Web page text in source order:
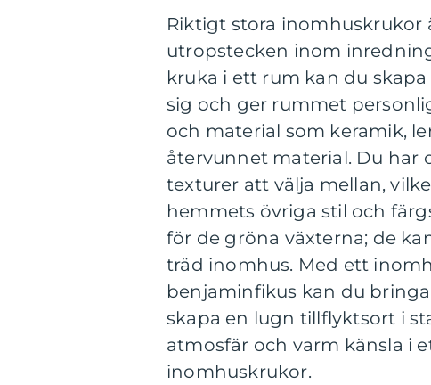
Riktigt stora inomhuskrukor
utropstecken inom
kruka i ett rum kan du
sig och ger rummet
och material som keramik,
återvunnet material. Du har
texturer att välja mellan,
hemmets övriga stil och
för de gröna växterna; de
träd inomhus. Med ett
benjaminfikus kan du
skapa en lugn tillflyktsort i
atmosfär och varm känsla i
inomhuskrukor.